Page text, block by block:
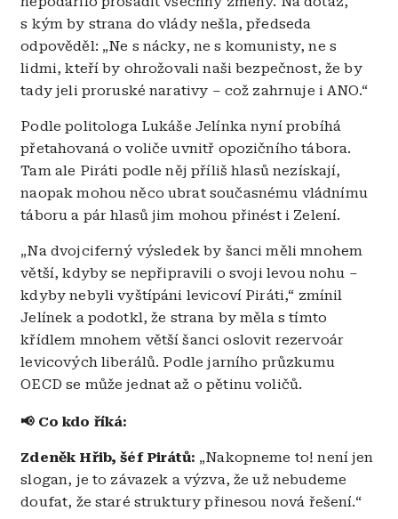
s kým by strana do vlády nešla, předseda
odpověděl: „Ne s nácky, ne s komunisty, ne s
lidmi, kteří by ohrožovali naši bezpečnost, že by
tady jeli proruské narativy – což zahrnuje i ANO.“
Podle politologa Lukáše Jelínka nyní probíhá
přetahovaná o voliče uvnitř opozičního tábora.
Tam ale Piráti podle něj příliš hlasů nezískají,
naopak mohou něco ubrat současnému vládnímu
táboru a pár hlasů jim mohou přinést i Zelení.
„Na dvojciferný výsledek by šanci měli mnohem
větší, kdyby se nepřipravili o svoji levou nohu –
kdyby nebyli vyštípáni levicoví Piráti,“ zmínil
Jelínek a podotkl, že strana by měla s tímto
křídlem mnohem větší šanci oslovit rezervoár
levicových liberálů. Podle jarního průzkumu
OECD se může jednat až o pětinu voličů.
📢Co kdo říká:
Zdeněk Hřib, šéf Pirátů: „Nakopneme to! není jen
slogan, je to závazek a výzva, že už nebudeme
doufat, že staré struktury přinesou nová řešení.“